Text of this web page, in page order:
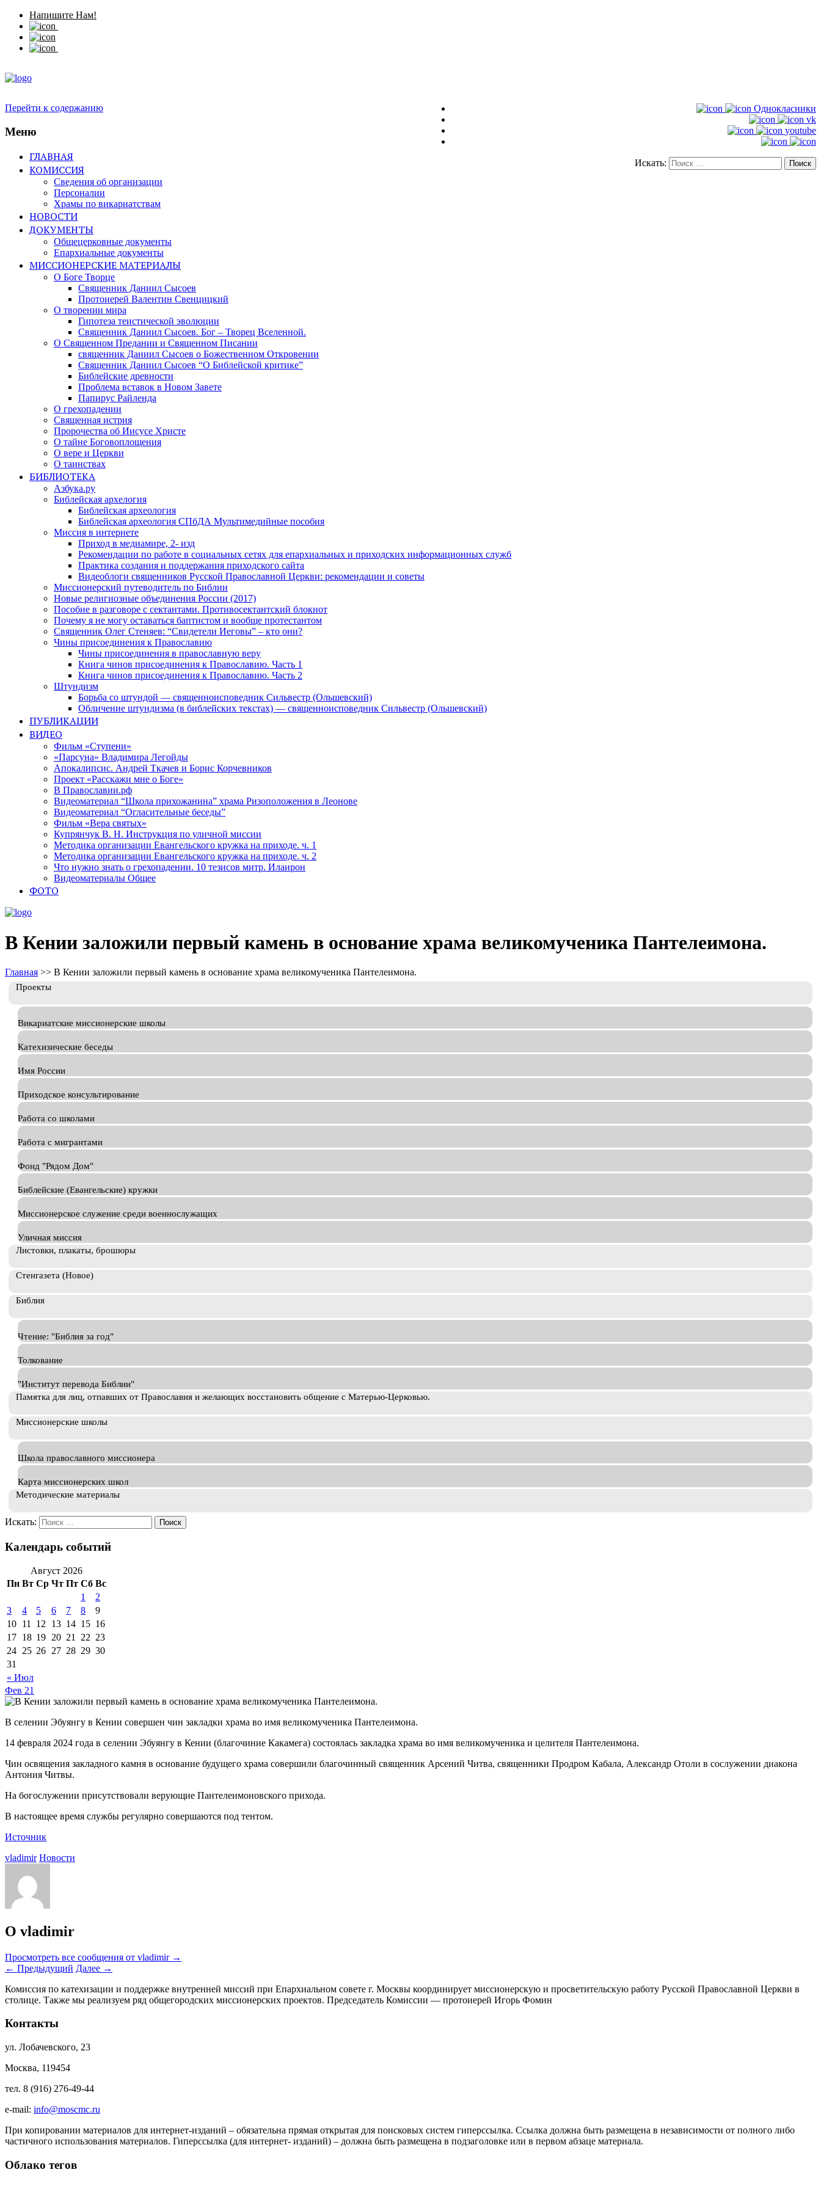
Напишите Нам!
Однокласники
vk
youtube
Искать:
Перейти к содержанию
Меню
ГЛАВНАЯ
КОМИССИЯ
Сведения об организации
Персоналии
Храмы по викариатствам
НОВОСТИ
ДОКУМЕНТЫ
Общецерковные документы
Епархиальные документы
МИССИОНЕРСКИЕ МАТЕРИАЛЫ
О Боге Творце
Священник Даниил Сысоев
Протоиерей Валентин Свенцицкий
О творении мира
Гипотеза теистической эволюции
Священник Даниил Сысоев. Бог – Творец Вселенной.
О Священном Предании и Священном Писании
священник Даниил Сысоев о Божественном Откровении
Священник Даниил Сысоев “О Библейской критике”
Библейские древности
Проблема вставок в Новом Завете
Папирус Райленда
О грехопадении
Священная истрия
Пророчества об Иисусе Христе
О тайне Боговоплощения
О вере и Церкви
О таинствах
БИБЛИОТЕКА
Азбука.ру
Библейская архелогия
Библейская археология
Библейская археология СПбДА Мультимедийные пособия
Миссия в интернете
Приход в медиамире, 2- изд
Рекомендации по работе в социальных сетях для епархиальных и приходских информационных служб
Практика создания и поддержания приходского сайта
Видеоблоги священников Русской Православной Церкви: рекомендации и советы
Миссионерский путеводитель по Библии
Новые религиозные объединения России (2017)
Пособие в разговоре с сектантами. Противосектантский блокнот
Почему я не могу оставаться баптистом и вообще протестантом
Священник Олег Стеняев: “Свидетели Иеговы” – кто они?
Чины присоединения к Православию
Чины присоединения в православную веру
Книга чинов присоединения к Православию. Часть 1
Книга чинов присоединения к Православию. Часть 2
Штундизм
Борьба со штундой — священноисповедник Сильвестр (Ольшевский)
Обличение штундизма (в библейских текстах) — священноисповедник Сильвестр (Ольшевский)
ПУБЛИКАЦИИ
ВИДЕО
Фильм «Ступени»
«Парсуна» Владимира Легойды
Апокалипсис. Андрей Ткачев и Борис Корчевников
Проект «Расскажи мне о Боге»
В Православии.рф
Видеоматериал “Школа прихожанина” храма Ризоположения в Леонове
Видеоматериал “Огласительные беседы”
Фильм «Вера святых»
Купрянчук В. Н. Инструкция по уличной миссии
Методика организации Евангельского кружка на приходе. ч. 1
Методика организации Евангельского кружка на приходе. ч. 2
Что нужно знать о грехопадении. 10 тезисов митр. Илаирон
Видеоматериалы Общее
ФОТО
В Кении заложили первый камень в основание храма великомученика Пантелеимона.
Главная >> В Кении заложили первый камень в основание храма великомученика Пантелеимона.
Проекты
Викариатские миссионерские школы
Катехизические беседы
Имя России
Приходское консультирование
Работа со школами
Работа с мигрантами
Фонд "Рядом Дом"
Библейские (Евангельские) кружки
Миссионерское служение среди военнослужащих
Уличная миссия
Листовки, плакаты, брошюры
Стенгазета (Новое)
Библия
Чтение: "Библия за год"
Толкование
"Институт перевода Библии"
Памятка для лиц, отпавших от Православия и желающих восстановить общение с Матерью-Церковью.
Миссионерские школы
Школа православного миссионера
Карта миссионерских школ
Методические материалы
Искать:
Календарь событий
Август 2026
Пн Вт Ср Чт Пт Сб Вс
« Июл
1
2
3
4 5 6 7 8
9
10 11 12 13 14 15 16
17 18 19 20 21 22 23
24 25 26 27 28 29 30
31
Фев 21
В селении Эбуянгу в Кении совершен чин закладки храма во имя великомученика Пантелеимона.
14 февраля 2024 года в селении Эбуянгу в Кении (благочиние Какамега) состоялась закладка храма во имя великомученика и целителя Пантелеимона.
Чин освящения закладного камня в основание будущего храма совершили благочинный священник Арсений Читва, священники Продром Кабала, Александр Отоли в сослужении диакона
Антония Читвы.
На богослужении присутствовали верующие Пантелеимоновского прихода.
В настоящее время службы регулярно совершаются под тентом.
Источник
vladimir Новости
О vladimir
Просмотреть все сообщения от vladimir →
← Предыдущий Далее →
Комиссия по катехизации и поддержке внутренней миссий при Епархиальном совете г. Москвы координирует миссионерскую и просветительскую работу Русской Православной Церкви в
столице. Также мы реализуем ряд общегородских миссионерских проектов. Председатель Комиссии — протоиерей Игорь Фомин
Контакты
ул. Лобачевского, 23
Москва, 119454
тел. 8 (916) 276-49-44
e-mail: info@moscmc.ru
При копировании материалов для интернет-изданий – обязательна прямая открытая для поисковых систем гиперссылка. Ссылка должна быть размещена в независимости от полного либо
частичного использования материалов. Гиперссылка (для интернет- изданий) – должна быть размещена в подзаголовке или в первом абзаце материала.
Облако тегов